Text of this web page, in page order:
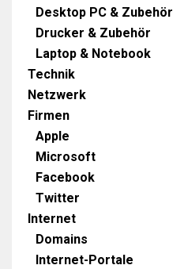
Desktop PC & Zubehör
Drucker & Zubehör
Laptop & Notebook
Technik
Netzwerk
Firmen
Apple
Microsoft
Facebook
Twitter
Internet
Domains
Internet-Portale